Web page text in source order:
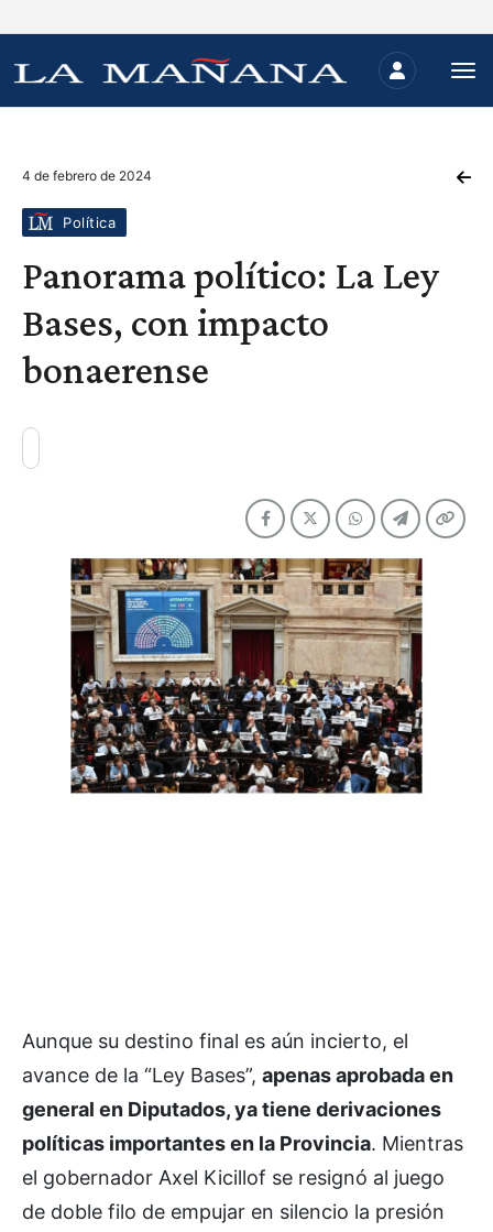
4 de febrero de 2024
Política
Panorama político: La Ley
Bases, con impacto
bonaerense
Aunque su destino final es aún incierto, el
avance de la “Ley Bases”, apenas aprobada en
general en Diputados, ya tiene derivaciones
políticas importantes en la Provincia. Mientras
el gobernador Axel Kicillof se resignó al juego
de doble filo de empujar en silencio la presión